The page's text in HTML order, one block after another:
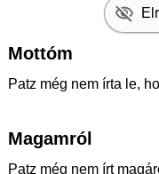
Mottóm
Patz még nem írta le,
Magamról
Patz még nem írt